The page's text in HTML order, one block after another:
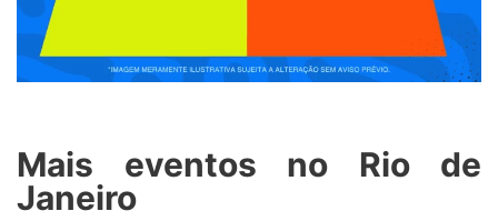
Mais eventos no Rio de
Janeiro